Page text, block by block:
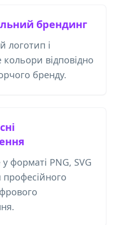
брендинг
логотип і
відповідно
бренду.
форматі PNG, SVG
професійного